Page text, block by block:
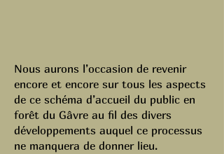
Nous aurons l’occasion de revenir
encore et encore sur tous les aspects
de ce schéma d’accueil du public en
forêt du Gâvre au fil des divers
développements auquel ce processus
ne manquera de donner lieu.